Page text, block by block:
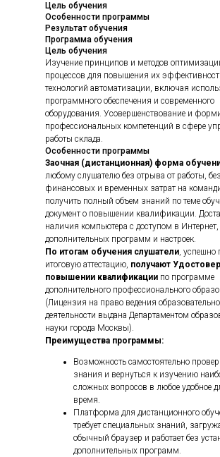
Цель обучения
Особенности программы
Результат обучения
Программа обучения
Цель обучения
Изучение принципов и методов
процессов для повышения их
технологий автоматизации, включая
программного обеспечения и современного
оборудования. Усовершенствование и
профессиональных компетенций в сфере
работы склада.
Особенности программы
Заочная (дистанционная) форма
любому слушателю без отрыва от работы, без
финансовых и временных затрат на
получить полный объем знаний по теме
документ о повышении квалификации.
наличия компьютера с доступом в Интернет,
дополнительных программ и настроек.
По итогам обучения слушатели, успешно
итоговую аттестацию, получают
повышении квалификации по программе
дополнительного профессионального
(Лицензия на право ведения
деятельности выдана Департаментом
науки города Москвы).
Преимущества программы:
Возможность самостоятельно
знания и вернуться к изучению
сложных вопросов в любое удобное
время.
Платформа для дистанционного
требует специальных знаний,
обычный браузер и работает без
дополнительных программ.